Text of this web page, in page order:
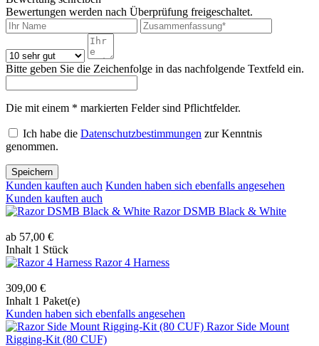
Bewertungen werden nach Überprüfung freigeschaltet.
Bitte geben Sie die Zeichenfolge in das nachfolgende Textfeld ein.
Die mit einem * markierten Felder sind Pflichtfelder.
Ich habe die Datenschutzbestimmungen zur Kenntnis
genommen.
Speichern
Kunden kauften auch Kunden haben sich ebenfalls angesehen
Kunden kauften auch
Razor DSMB Black & White
ab 57,00 €
Inhalt 1 Stück
Razor 4 Harness
309,00 €
Inhalt 1 Paket(e)
Kunden haben sich ebenfalls angesehen
Razor Side Mount
Rigging-Kit (80 CUF)